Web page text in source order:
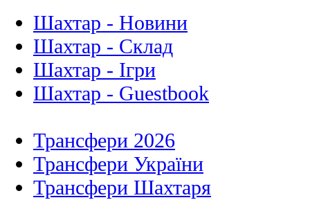
Шахтар - Новини
Шахтар - Склад
Шахтар - Ігри
Шахтар - Guestbook
Трансфери 2026
Трансфери України
Трансфери Шахтаря